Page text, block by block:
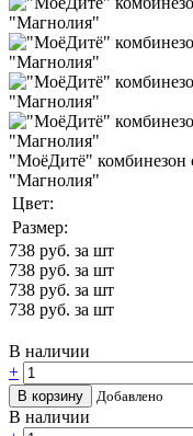
"МоёДитё"
"Магнолия"
Цвет:
Размер:
738 руб. за шт
738 руб. за шт
738 руб. за шт
738 руб. за шт
В наличии
+
В корзину Добавлено
В наличии